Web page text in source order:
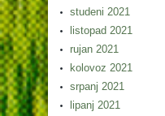
studeni 2021
listopad 2021
rujan 2021
kolovoz 2021
srpanj 2021
lipanj 2021